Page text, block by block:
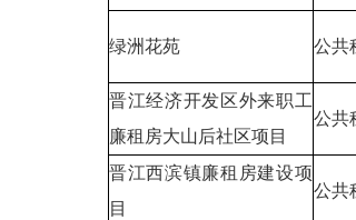
绿洲花苑 公共
晋江经济开发区外来职工
廉租房大山后社区项目
公共
晋江西滨镇廉租房建设项
目
公共